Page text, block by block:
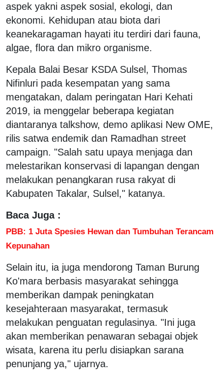
aspek yakni aspek sosial, ekologi, dan
ekonomi. Kehidupan atau biota dari
keanekaragaman hayati itu terdiri dari fauna,
algae, flora dan mikro organisme.
Kepala Balai Besar KSDA Sulsel, Thomas
Nifinluri pada kesempatan yang sama
mengatakan, dalam peringatan Hari Kehati
2019, ia menggelar beberapa kegiatan
diantaranya talkshow, demo aplikasi New OME,
rilis satwa endemik dan Ramadhan street
campaign. "Salah satu upaya menjaga dan
melestarikan konservasi di lapangan dengan
melakukan penangkaran rusa rakyat di
Kabupaten Takalar, Sulsel," katanya.
Baca Juga :
PBB: 1 Juta Spesies Hewan dan Tumbuhan Terancam
Kepunahan
Selain itu, ia juga mendorong Taman Burung
Ko'mara berbasis masyarakat sehingga
memberikan dampak peningkatan
kesejahteraan masyarakat, termasuk
melakukan penguatan regulasinya. "Ini juga
akan memberikan penawaran sebagai objek
wisata, karena itu perlu disiapkan sarana
penunjang ya," ujarnya.